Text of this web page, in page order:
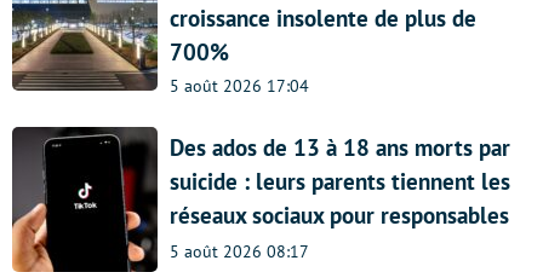
croissance insolente de plus de
700%
5 août 2026 17:04
Des ados de 13 à 18 ans morts par
suicide : leurs parents tiennent les
réseaux sociaux pour responsables
5 août 2026 08:17